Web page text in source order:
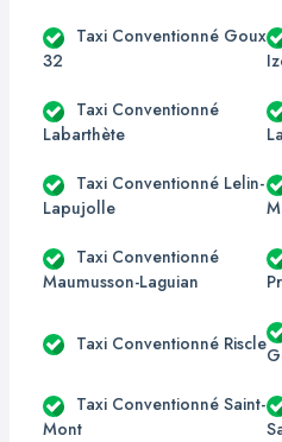
Taxi Conventionné Goux
32
Taxi Conventionné
Labarthète
Taxi Conventionné Lelin-
Lapujolle
Taxi Conventionné
Maumusson-Laguian
Taxi Conventionné Riscle
Taxi Conventionné Saint-
Mont